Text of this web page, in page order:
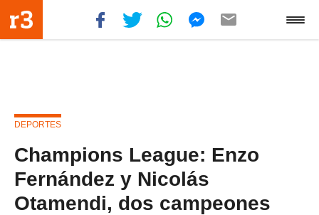
DEPORTES
Champions League: Enzo
Fernández y Nicolás
Otamendi, dos campeones